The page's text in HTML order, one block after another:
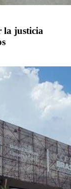
la justicia